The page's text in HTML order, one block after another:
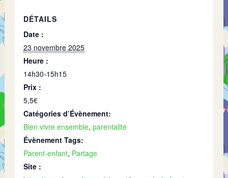
DÉTAILS
Date :
23 novembre 2025
Heure :
14h30-15h15
Prix :
5,5€
Catégories d’Évènement:
Bien vivre ensemble,parentalité
Évènement Tags:
Parent-enfant, Partage
Site :